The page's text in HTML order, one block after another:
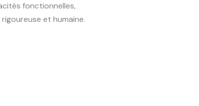
fonctionnelles,
et humaine.